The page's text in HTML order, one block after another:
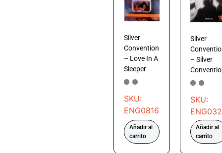
Silver
Convention
– Love In A
Sleeper
SKU:
ENG0816
Añadir al
carrito
Silver
– Silver
SKU:
Añadir al
carrito